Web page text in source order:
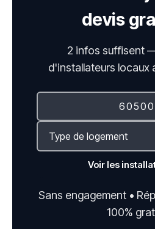
devis
2 infos suffisent
d'installateurs locaux
Voir les
Sans engagement •
100%